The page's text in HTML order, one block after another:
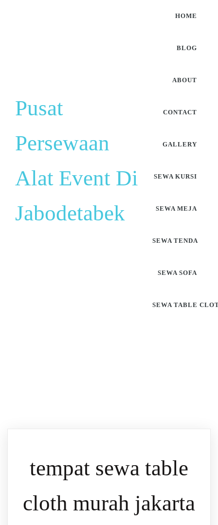
Pusat
Persewaan
Alat Event Di
Jabodetabek
HOME
BLOG
ABOUT
CONTACT
GALLERY
SEWA KURSI
SEWA MEJA
SEWA TENDA
SEWA SOFA
SEWA TABLE
tempat sewa table
cloth murah jakarta